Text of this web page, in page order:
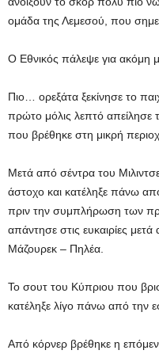
ομάδα της Λεμεσού, που
Ο Εθνικός πάλεψε για ακόμη
Πιο… ορεξάτα ξεκίνησε το
πρώτο μόλις λεπτό απείλησε
που βρέθηκε στη μικρή
Μετά από σέντρα του
άστοχο και κατέληξε πάνω
πριν την συμπλήρωση των
απάντησε στις ευκαιρίες
Μάζουρεκ – Πηλέα.
Το σουτ του Κύπριου που
κατέληξε λίγο πάνω από την
Από κόρνερ βρέθηκε η